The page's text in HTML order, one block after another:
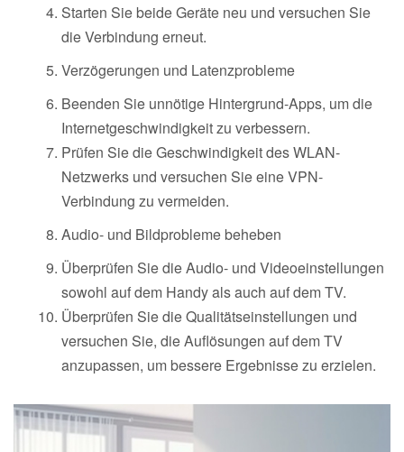
Starten Sie beide Geräte neu und versuchen Sie
die Verbindung erneut.
Verzögerungen und Latenzprobleme
Beenden Sie unnötige Hintergrund-Apps, um die
Internetgeschwindigkeit zu verbessern.
Prüfen Sie die Geschwindigkeit des WLAN-
Netzwerks und versuchen Sie eine VPN-
Verbindung zu vermeiden.
Audio- und Bildprobleme beheben
Überprüfen Sie die Audio- und Videoeinstellungen
sowohl auf dem Handy als auch auf dem TV.
Überprüfen Sie die Qualitätseinstellungen und
versuchen Sie, die Auflösungen auf dem TV
anzupassen, um bessere Ergebnisse zu erzielen.